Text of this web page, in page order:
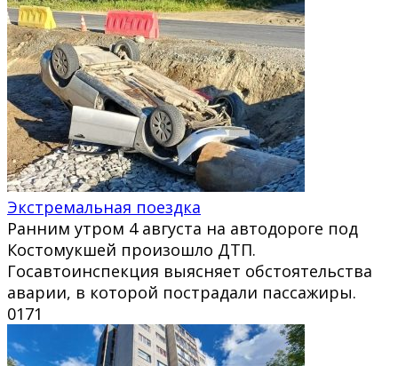
Экстремальная поездка
Ранним утром 4 августа на автодороге под
Костомукшей произошло ДТП.
Госавтоинспекция выясняет обстоятельства
аварии, в которой пострадали пассажиры.
0171